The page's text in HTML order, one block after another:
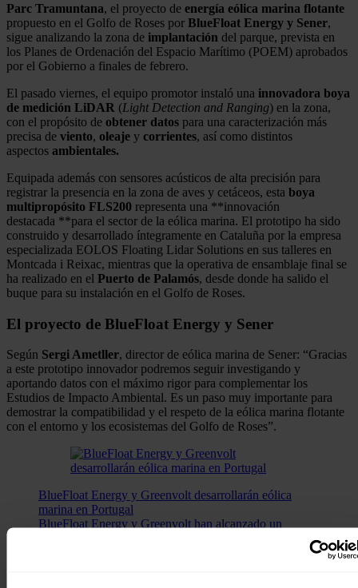
Parc Tramuntana, el proyecto de energía eólica marina flotante
propuesto en el Golfo de Roses por BlueFloat Energy y Sener,
sigue analizando la zona de implantación del parque, prevista en
los Planes de Ordenación del Espacio Marítimo (POEM) aprobados
por el Gobierno a finales de febrero.
El pasado viernes, el equipo promotor instaló una innovadora boya
de medición LiDAR (Light Detection and Ranging) en la zona,
con el propósito de obtener datos para una caracterización más
precisa de viento, oleaje y corrientes, así como distintos
aspectos ambientales.
Equipada además con sensores acústicos de alta precisión para
registrar la presencia en la zona de aves y cetáceos, esta boya
multipropósito FLS200 representa una **innovación
destacada **para el sector de la eólica marina. El prototipo ha sido
construido y desarrollado íntegramente en Cataluña por la empresa
especializada EOLOS Floating Lidar Solutions en sus talleres en
Montcada i Reixac, mientras que la operativa de ensamblaje final se
ha realizado en el Puerto de Palamós, desde donde ha salido el
buque para su instalación en el Golfo de Roses.
El proyecto de BlueFloat Energy y Sener
Según Sergi Ametller, director de eólica marina de Sener: “Gracias
a este prototipo innovador podremos seguir investigando y
aportando datos con el máximo rigor para complementar los
Estudios de Impacto Ambiental. Es un paso muy importante para
demostrar la compatibilidad y el respeto de la eólica marina flotante
con el entorno y los ecosistemas del Golfo de Roses”.
BlueFloat Energy y Greenvolt desarrollarán eólica
marina en Portugal
BlueFloat Energy y Greenvolt han alcanzado un